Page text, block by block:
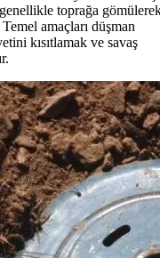
toprağa
amaçları düşman
kısıtlamak ve savaş